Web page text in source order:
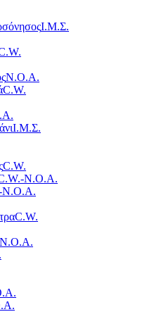
Ι.Μ.Σ.
Ν.Ο.Α.
C.W.
Ι.Μ.Σ.
C.W.
Ν.Ο.Α.
Ν.Ο.Α.
C.W.
Ν.Ο.Α.